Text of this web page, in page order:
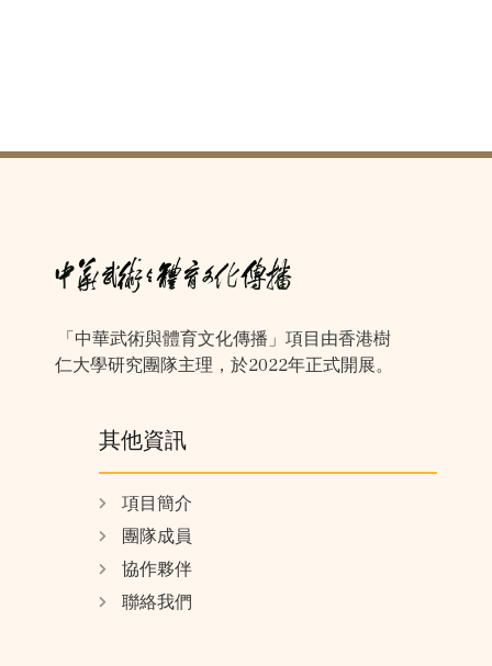
「中華武術與體育文化傳播」項目由香港樹
仁大學研究團隊主理，於2022年正式開展。
其他資訊
項目簡介
團隊成員
協作夥伴
聯絡我們